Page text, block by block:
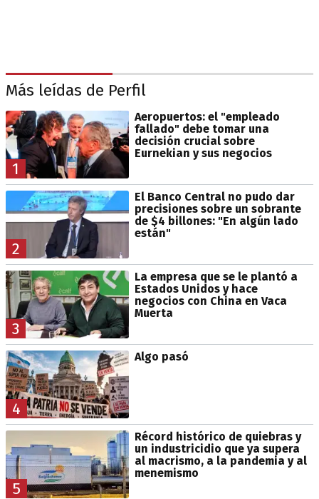
Más leídas de Perfil
1
Aeropuertos: el "empleado
fallado" debe tomar una
decisión crucial sobre
Eurnekian y sus negocios
2
El Banco Central no pudo dar
precisiones sobre un sobrante
de $4 billones: "En algún lado
están"
3
La empresa que se le plantó a
Estados Unidos y hace
negocios con China en Vaca
Muerta
4
Algo pasó
5
Récord histórico de quiebras y
un industricidio que ya supera
al macrismo, a la pandemia y al
menemismo